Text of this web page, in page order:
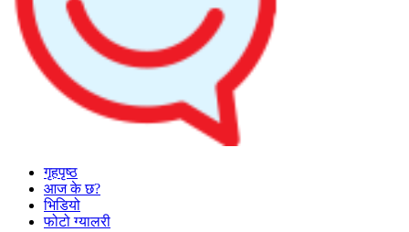
गृहपृष्ठ
आज के छ?
भिडियो
फोटो ग्यालरी